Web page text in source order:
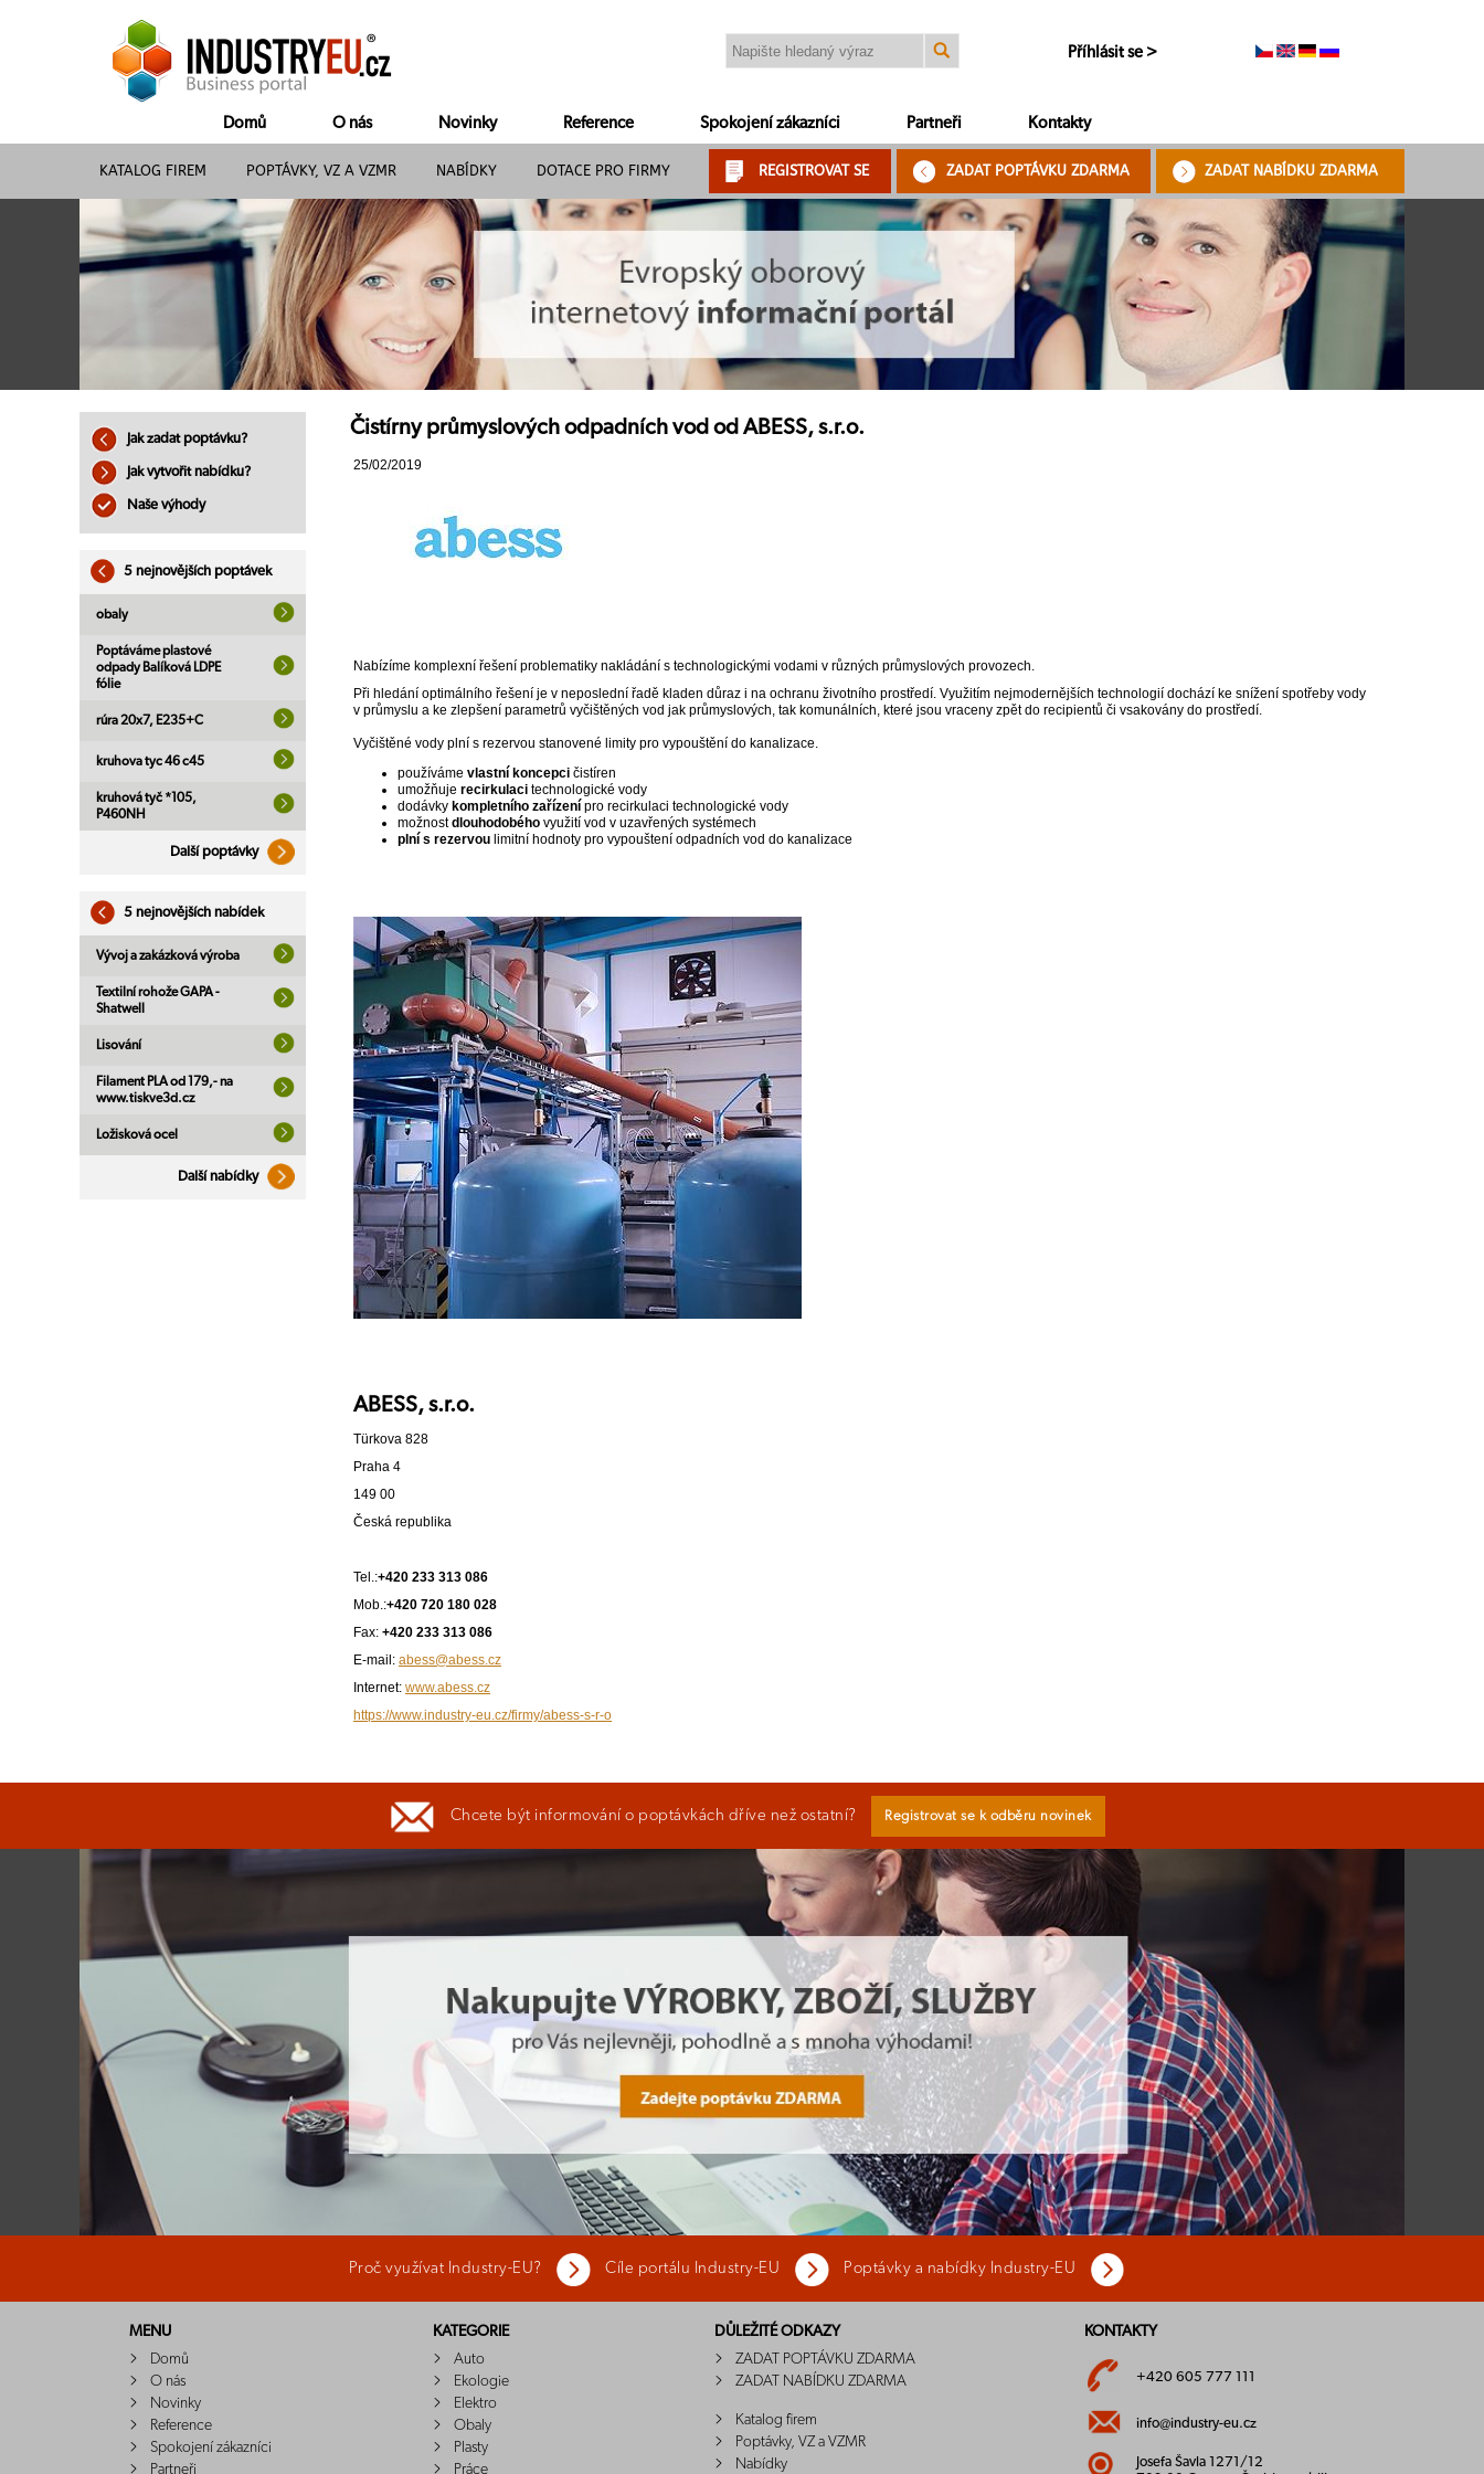
Příhlásit se >
Domů O nás Novinky Reference Spokojení zákazníci Partneři Kontakty
KATALOG FIREM POPTÁVKY, VZ A VZMR NABÍDKY DOTACE PRO FIRMY REGISTROVAT SE ZADAT POPTÁVKU ZDARMA ZADAT NABÍDKU ZDARMA
Jak zadat poptávku?
Jak vytvořit nabídku?
Naše výhody
5 nejnovějších poptávek
obaly
Poptáváme plastové
odpady Balíková LDPE
fólie
rúra 20x7, E235+C
kruhova tyc 46 c45
kruhová tyč *105,
P460NH
Další poptávky
5 nejnovějších nabídek
Vývoj a zakázková výroba
Textilní rohože GAPA -
Shatwell
Lisování
Filament PLA od 179,- na
www.tiskve3d.cz
Ložisková ocel
Další nabídky
Čistírny průmyslových odpadních vod od ABESS, s.r.o.
25/02/2019
Nabízíme komplexní řešení problematiky nakládání s technologickými vodami v různých průmyslových provozech.
Při hledání optimálního řešení je v neposlední řadě kladen důraz i na ochranu životního prostředí. Využitím nejmodernějších technologií dochází ke snížení spotřeby vody
v průmyslu a ke zlepšení parametrů vyčištěných vod jak průmyslových, tak komunálních, které jsou vraceny zpět do recipientů či vsakovány do prostředí.
Vyčištěné vody plní s rezervou stanovené limity pro vypouštění do kanalizace.
používáme vlastní koncepci čistíren
umožňuje recirkulaci technologické vody
dodávky kompletního zařízení pro recirkulaci technologické vody
možnostdlouhodobého využití vod v uzavřených systémech
plní s rezervou limitní hodnoty pro vypouštení odpadních vod do kanalizace
ABESS, s.r.o.
Türkova 828
Praha 4
149 00
Česká republika
Tel.:+420 233 313 086
Mob.:+420 720 180 028
Fax: +420 233 313 086
E-mail: abess@abess.cz
Internet: www.abess.cz
https://www.industry-eu.cz/firmy/abess-s-r-o
Chcete být informování o poptávkách dříve než ostatní? Registrovat se k odběru novinek
Proč využívat Industry-EU? Cíle portálu Industry-EU Poptávky a nabídky Industry-EU
MENU
Domů
O nás
Novinky
Reference
Spokojení zákazníci
Partneři
KATEGORIE
Auto
Ekologie
Elektro
Obaly
Plasty
Práce
DŮLEŽITÉ ODKAZY
ZADAT POPTÁVKU ZDARMA
ZADAT NABÍDKU ZDARMA
Katalog firem
Poptávky, VZ a VZMR
Nabídky
KONTAKTY
+420 605 777 111
info@industry-eu.cz
Josefa Šavla 1271/12